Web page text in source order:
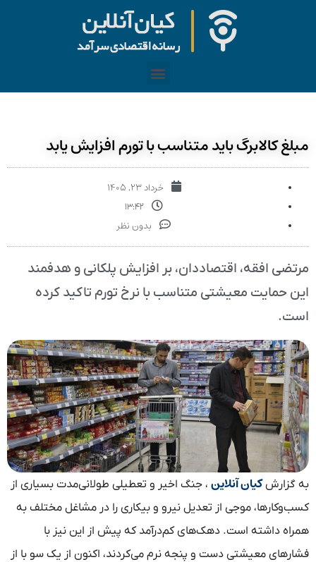
مبلغ کالابرگ باید متناسب با تورم افزایش یابد
خرداد ۲۳, ۱۴۰۵
۱۳:۴۲
بدون نظر
مرتضی افقه، اقتصاددان، بر افزایش پلکانی و هدفمند
این حمایت معیشتی متناسب با نرخ تورم تاکید کرده
است.
به گزارشکیان آنلاین ، جنگ اخیر و تعطیلی طولانی‌مدت بسیاری از
کسب‌وکارها، موجی از تعدیل نیرو و بیکاری را در مشاغل مختلف به
همراه داشته است. دهک‌های کم‌درآمد که پیش از این نیز با
فشارهای معیشتی دست و پنجه نرم می‌کردند، اکنون از یک سو با از